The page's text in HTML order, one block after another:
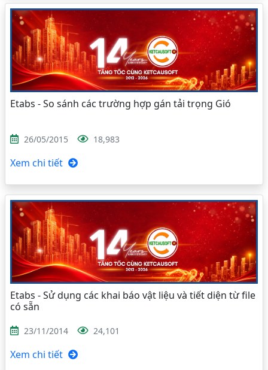
Etabs - So sánh các trường hợp gán tải trọng Gió
26/05/2015 18,983
Xem chi tiết
Etabs - Sử dụng các khai báo vật liệu và tiết diện từ file
có sẵn
23/11/2014 24,101
Xem chi tiết